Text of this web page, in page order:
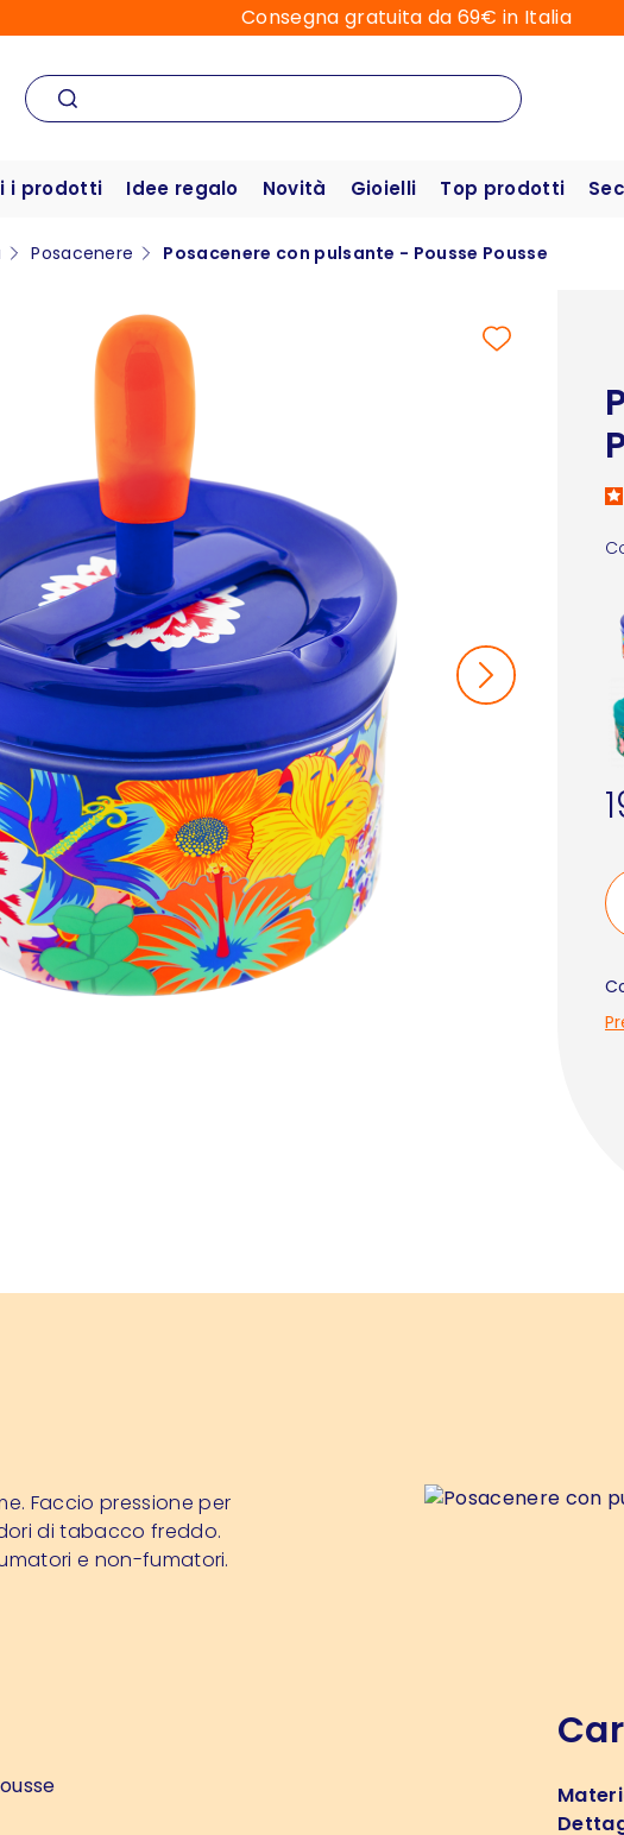
Consegna gratuita da 69€ in Italia
i prodotti Idee regalo Novità Gioielli Top prodotti
Posacenere Posacenere con pulsante - Pousse Pousse
Faccio pressione per
di tabacco freddo.
e non-fumatori.